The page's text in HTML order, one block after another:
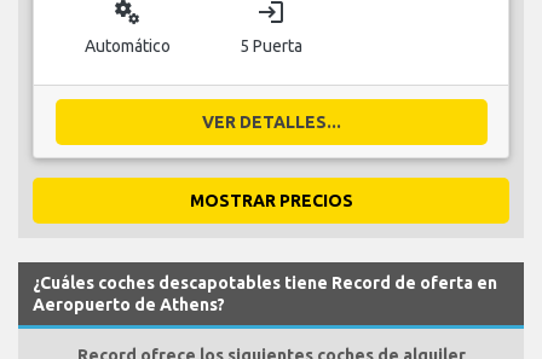
miscellaneous_services
Automático
login
5 Puerta
VER DETALLES...
MOSTRAR PRECIOS
¿Cuáles coches descapotables tiene Record de oferta en
Aeropuerto de Athens?
Record ofrece los siguientes coches de alquiler